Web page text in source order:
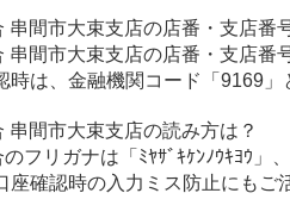
串間市大束支店の店番・支店番
串間市大束支店の店番・支店番
時は、金融機関コード「9169」
串間市大束支店の読み方は？
フリガナは「ﾐﾔｻﾞｷｹﾝﾉｳｷﾖｳ」
座確認時の入力ミス防止にもご